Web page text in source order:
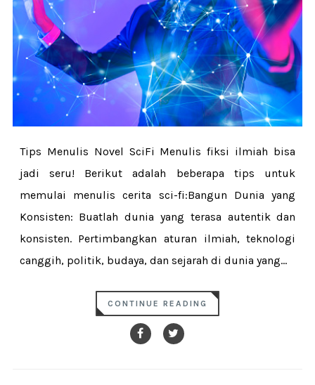
Tips Menulis Novel SciFi Menulis fiksi ilmiah bisa
jadi seru! Berikut adalah beberapa tips untuk
memulai menulis cerita sci-fi:Bangun Dunia yang
Konsisten: Buatlah dunia yang terasa autentik dan
konsisten. Pertimbangkan aturan ilmiah, teknologi
canggih, politik, budaya, dan sejarah di dunia yang...
CONTINUE READING